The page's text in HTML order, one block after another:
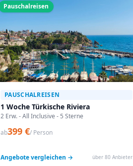
Pauschalreisen
PAUSCHALREISEN
1 Woche Türkische Riviera
2 Erw. - All Inclusive - 5 Sterne
ab399 €/ Person
Angebote vergleichen → über 80 Anbieter